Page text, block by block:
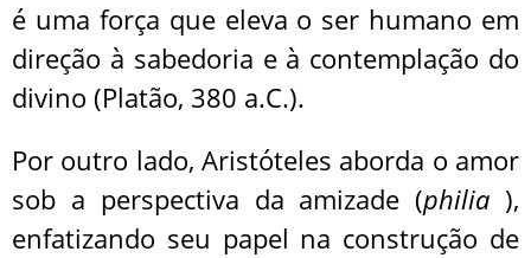
é uma força que eleva o ser humano em
direção à sabedoria e à contemplação do
divino (Platão, 380 a.C.).
Por outro lado, Aristóteles aborda o amor
sob a perspectiva da amizade (philia),
enfatizando seu papel na construção de